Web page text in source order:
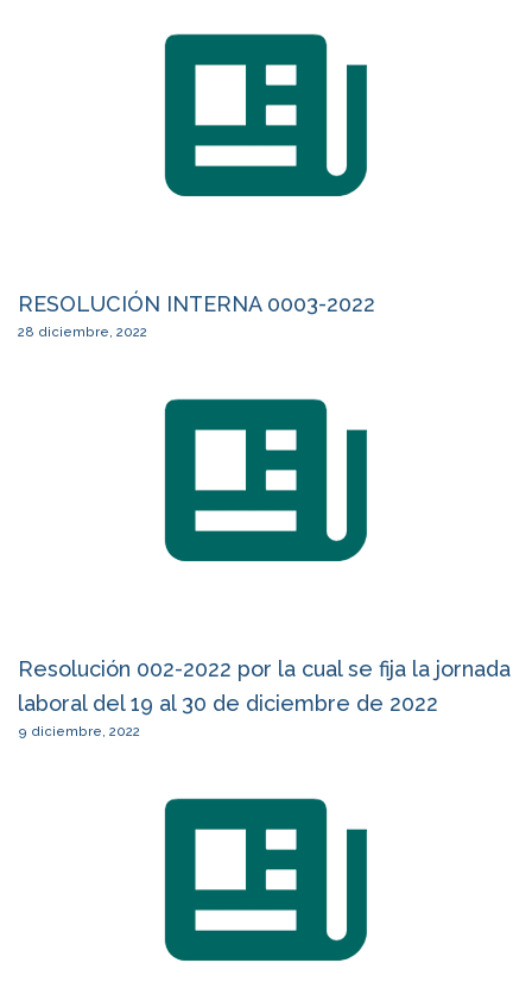
RESOLUCIÓN INTERNA 0003-2022
28 diciembre, 2022
Resolución 002-2022 por la cual se fija la jornada
laboral del 19 al 30 de diciembre de 2022
9 diciembre, 2022